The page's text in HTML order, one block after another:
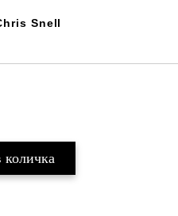
Snell